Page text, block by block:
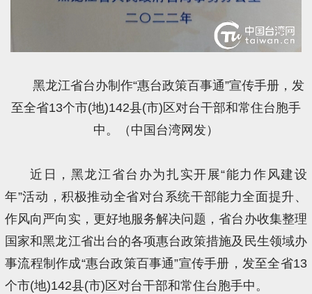
黑龙江省台办制作“惠台政策百事通”宣传手册，发
至全省13个市(地)142县(市)区对台干部和常住台胞手
中。（中国台湾网发）
近日，黑龙江省台办为扎实开展“能力作风建设
年”活动，积极推动全省对台系统干部能力全面提升、
作风向严向实，更好地服务解决问题，省台办收集整理
国家和黑龙江省出台的各项惠台政策措施及民生领域办
事流程制作成“惠台政策百事通”宣传手册，发至全省13
个市(地)142县(市)区对台干部和常住台胞手中。